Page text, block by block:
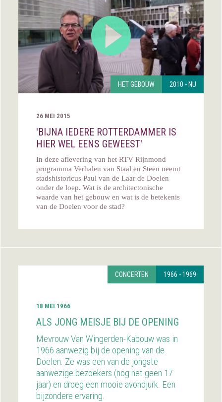
HET GEBOUW 2010 - NU
26 MEI 2015
'BIJNA IEDERE ROTTERDAMMER IS
HIER WEL EENS GEWEEST'
In deze aflevering van het RTV Rijnmond
programma Verhalen van Staal en Steen neemt
stadshistoricus Paul van de Laar de Doelen
onder de loep. Wat is de architectonische
waarde van het gebouw en wat is de betekenis
van de Doelen voor de stad?
CONCERTEN 1966 - 1969
18 MEI 1966
ALS JONG MEISJE BIJ DE OPENING
Mevrouw Van Wingerden-Kabouw was in
1966 aanwezig bij de opening van de
Doelen. Ze was een van de jongste
aanwezige bezoekers (nog net geen 17
jaar) en droeg een mooie avondjurk. Een
bijzondere ervaring.